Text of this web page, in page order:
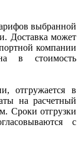
выбранной
Доставка может
компании
в стоимость
отгружается в
на расчетный
Сроки отгрузки
с